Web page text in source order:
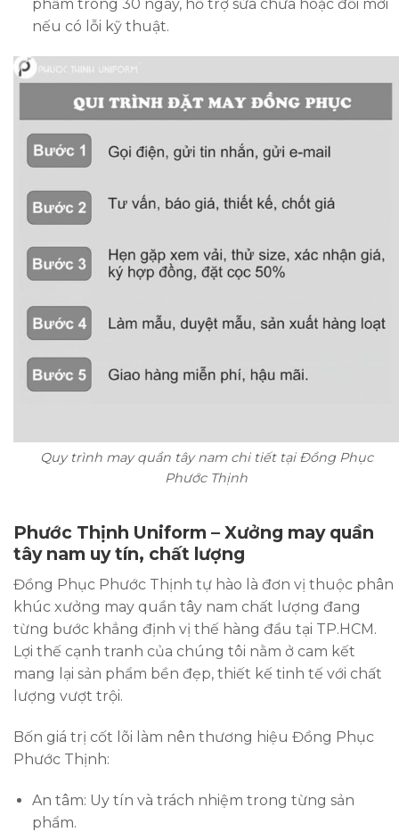
phẩm trong 30 ngày, hỗ trợ sửa chữa hoặc đổi mới
nếu có lỗi kỹ thuật.
Quy trình may quần tây nam chi tiết tại Đồng Phục
Phước Thịnh
Phước Thịnh Uniform – Xưởng may quần
tây nam uy tín, chất lượng
Đồng Phục Phước Thịnh tự hào là đơn vị thuộc phân
khúc xưởng may quần tây nam chất lượng đang
từng bước khẳng định vị thế hàng đầu tại TP.HCM.
Lợi thế cạnh tranh của chúng tôi nằm ở cam kết
mang lại sản phẩm bền đẹp, thiết kế tinh tế với chất
lượng vượt trội.
Bốn giá trị cốt lõi làm nên thương hiệu Đồng Phục
Phước Thịnh:
An tâm: Uy tín và trách nhiệm trong từng sản
phẩm.